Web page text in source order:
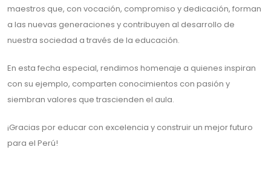
maestros que, con vocación, compromiso y dedicación, forman
a las nuevas generaciones y contribuyen al desarrollo de
nuestra sociedad a través de la educación.
En esta fecha especial, rendimos homenaje a quienes inspiran
con su ejemplo, comparten conocimientos con pasión y
siembran valores que trascienden el aula.
¡Gracias por educar con excelencia y construir un mejor futuro
para el Perú!